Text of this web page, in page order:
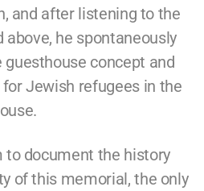
and after listening to the
he spontaneously
concept and
Jewish refugees in the
document the history
of this memorial, the only